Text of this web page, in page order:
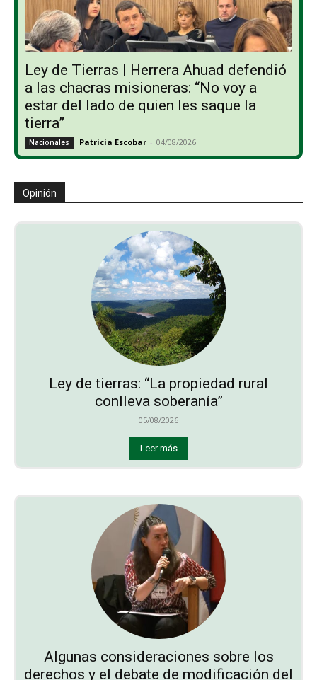
Ley de Tierras | Herrera Ahuad defendió
a las chacras misioneras: “No voy a
estar del lado de quien les saque la
tierra”
Nacionales Patricia Escobar - 04/08/2026
Opinión
Ley de tierras: “La propiedad rural
conlleva soberanía”
05/08/2026
Leer más
Algunas consideraciones sobre los
derechos y el debate de modificación del